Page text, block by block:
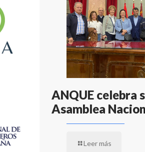
ANQUE celebra
Asamblea
Leer más